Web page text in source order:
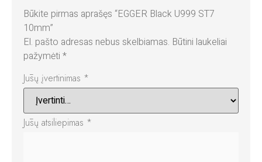
Būkite pirmas aprašęs “EGGER Black U999 ST7
10mm”
El. pašto adresas nebus skelbiamas. Būtini laukeliai
pažymėti *
Jūsų įvertinimas *
Jūsų atsiliepimas *